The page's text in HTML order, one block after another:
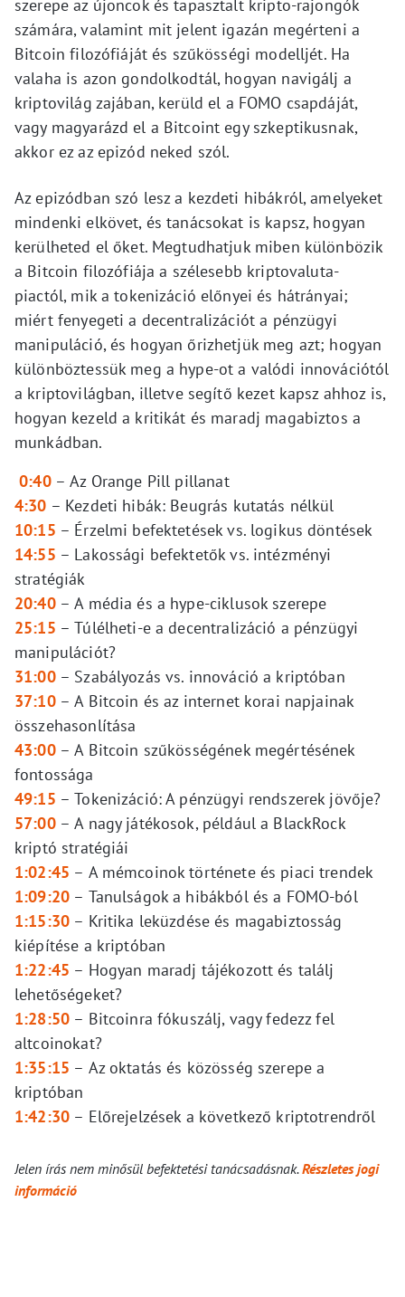
szerepe az újoncok és tapasztalt kripto-rajongók
számára, valamint mit jelent igazán megérteni a
Bitcoin filozófiáját és szűkösségi modelljét. Ha
valaha is azon gondolkodtál, hogyan navigálj a
kriptovilág zajában, kerüld el a FOMO csapdáját,
vagy magyarázd el a Bitcoint egy szkeptikusnak,
akkor ez az epizód neked szól.
Az epizódban szó lesz a kezdeti hibákról, amelyeket
mindenki elkövet, és tanácsokat is kapsz, hogyan
kerülheted el őket. Megtudhatjuk miben különbözik
a Bitcoin filozófiája a szélesebb kriptovaluta-
piactól, mik a tokenizáció előnyei és hátrányai;
miért fenyegeti a decentralizációt a pénzügyi
manipuláció, és hogyan őrizhetjük meg azt; hogyan
különböztessük meg a hype-ot a valódi innovációtól
a kriptovilágban, illetve segítő kezet kapsz ahhoz is,
hogyan kezeld a kritikát és maradj magabiztos a
munkádban.
0:40–Az Orange Pill pillanat
4:30 – Kezdeti hibák: Beugrás kutatás nélkül
10:15 – Érzelmi befektetések vs. logikus döntések
14:55 – Lakossági befektetők vs. intézményi
stratégiák
20:40–A média és a hype-ciklusok szerepe
25:15 –Túlélheti-e a decentralizáció a pénzügyi
manipulációt?
31:00– Szabályozás vs. innováció a kriptóban
37:10–A Bitcoin és az internet korai napjainak
összehasonlítása
43:00–A Bitcoin szűkösségének megértésének
fontossága
49:15 –Tokenizáció: A pénzügyi rendszerek jövője?
57:00–A nagy játékosok, például a BlackRock
kriptó stratégiái
1:02:45 – A mémcoinok története és piaci trendek
1:09:20 – Tanulságok a hibákból és a FOMO-ból
1:15:30 – Kritika leküzdése és magabiztosság
kiépítése a kriptóban
1:22:45 – Hogyan maradj tájékozott és találj
lehetőségeket?
1:28:50 – Bitcoinra fókuszálj, vagy fedezz fel
altcoinokat?
1:35:15 – Az oktatás és közösség szerepe a
kriptóban
1:42:30 – Előrejelzések a következő kriptotrendről
Jelen írás nem minősül befektetési tanácsadásnak.Részletes jogi
információ